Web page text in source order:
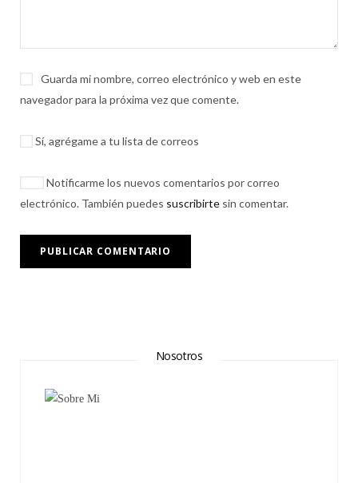
Guarda mi nombre, correo electrónico y web en este
navegador para la próxima vez que comente.
Sí, agrégame a tu lista de correos
Notificarme los nuevos comentarios por correo
electrónico. También puedes suscribirte sin comentar.
Nosotros